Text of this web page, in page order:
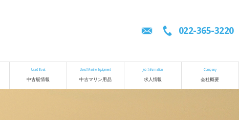
022-365-3220
Used Boat
中古艇情報
Used Marine Equipment
中古マリン用品
Job Information
求人情報
Company
会社概要